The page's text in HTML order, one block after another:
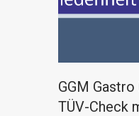
GGM
TÜV-Check